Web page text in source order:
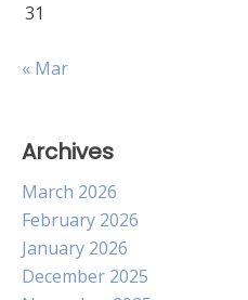
31
« Mar
Archives
March 2026
February 2026
January 2026
December 2025